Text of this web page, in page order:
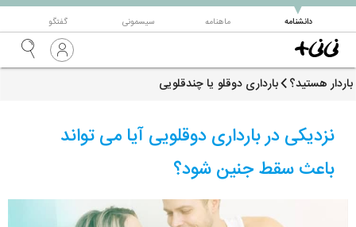
دانشنامه
▼ ماهنامه سیسمونی گفتگو
باردار هستید؟ بارداری دوقلو یا چندقلویی
نزدیکی در بارداری دوقلویی آیا می تواند
باعث سقط جنین شود؟